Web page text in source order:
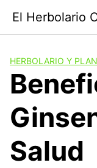
contenido
El Herbolario
HERBOLARIO Y
Salud